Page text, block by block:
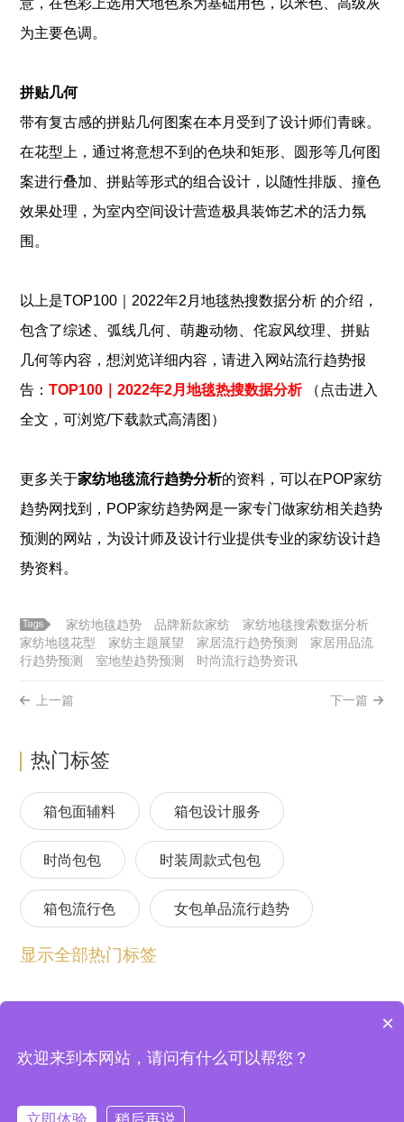
为主要色调。
拼贴几何
带有复古感的拼贴几何图案在本月受到了设计师们青睐。
在花型上，通过将意想不到的色块和矩形、圆形等几何图
案进行叠加、拼贴等形式的组合设计，以随性排版、撞色
效果处理，为室内空间设计营造极具装饰艺术的活力氛
围。
以上是TOP100｜2022年2月地毯热搜数据分析 的介绍，
包含了综述、弧线几何、萌趣动物、侘寂风纹理、拼贴
几何等内容，想浏览详细内容，请进入网站流行趋势报
告：TOP100｜2022年2月地毯热搜数据分析
（点击进入
全文，可浏览/下载款式高清图）
更多关于家纺地毯流行趋势分析的资料，可以在POP家纺
趋势网找到，POP家纺趋势网是一家专门做家纺相关趋势
预测的网站，为设计师及设计行业提供专业的家纺设计趋
势资料。
家纺地毯趋势 品牌新款家纺
家纺地毯搜索数据分析
家纺地毯花型
家纺主题展望 家居流行趋势预测
家居用品流
行趋势预测
室地垫趋势预测 时尚流行趋势资讯
上一篇 下一篇
热门标签
箱包面辅料 箱包设计服务
时尚包包 时装周款式包包
箱包流行色 女包单品流行趋势
箱包流行趋势预测
女包流行趋势预测 箱包材质流行趋势
包包设计师品牌 2024春夏包包趋势
24/25秋冬包包流行趋势预测
显示全部热门标签
上海逸尚云联信息技术股份有限公司 © 2004-2026
沪公网安备 31011802003355号
×
欢迎来到本网站，请问有什么可以帮您？